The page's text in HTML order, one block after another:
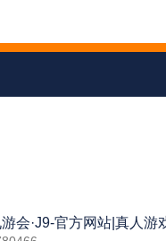
会·J9-官方网站|真人游